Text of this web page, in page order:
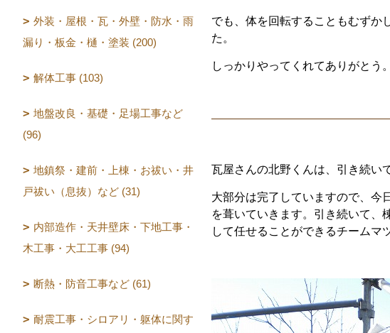
でも、体を回転することもむずか
た。
しっかりやってくれてありがとう。
瓦屋さんの北野くんは、引き続い
大部分は完了していますので、今
を葺いていきます。引き続いて、
して任せることができるチームマ
外装・屋根・瓦・外壁・防水・雨
漏り・板金・樋・塗装 (200)
解体工事 (103)
地盤改良・基礎・足場工事など
(96)
地鎮祭・建前・上棟・お祓い・井
戸祓い（息抜）など (31)
内部造作・天井壁床・下地工事・
木工事・大工工事 (94)
断熱・防音工事など (61)
耐震工事・シロアリ・躯体に関す